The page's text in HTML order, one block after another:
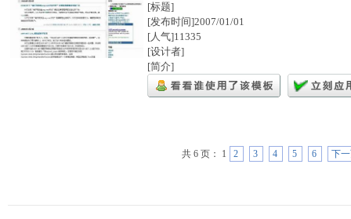
[标题]
[发布时间]2007/01/01
[人气]11335
[设计者]
[简介]
共 6 页： 1 2 3 4 5 6 下